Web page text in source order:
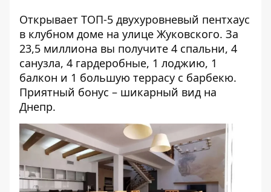
Открывает ТОП-5 двухуровневый пентхаус
в клубном доме на улице Жуковского. За
23,5 миллиона вы получите 4 спальни, 4
санузла, 4 гардеробные, 1 лоджию, 1
балкон и 1 большую террасу с барбекю.
Приятный бонус – шикарный вид на
Днепр.